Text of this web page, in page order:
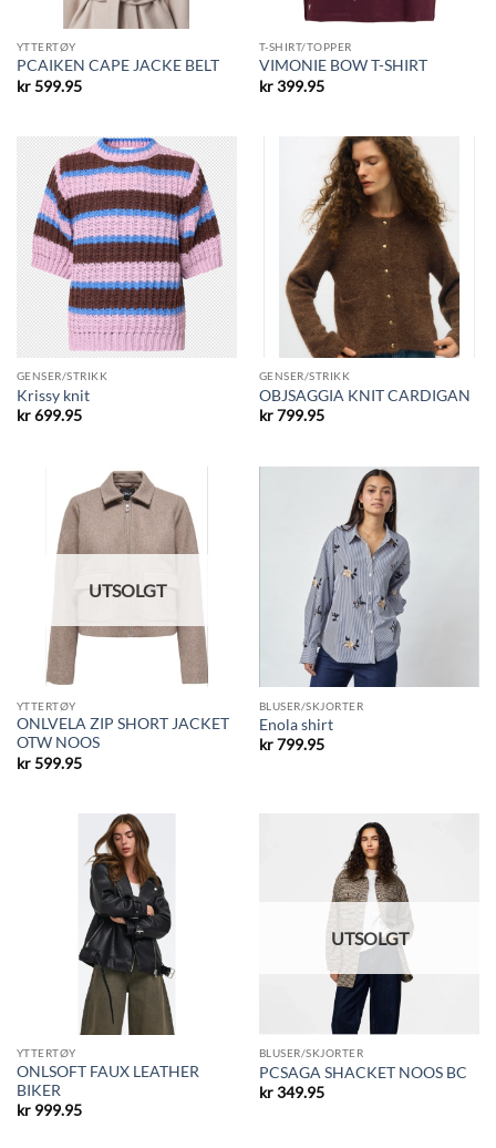
YTTERTØY
PCAIKEN CAPE JACKE BELT
kr599.95
T-SHIRT/TOPPER
VIMONIE BOW T-SHIRT
kr399.95
GENSER/STRIKK
Krissy knit
kr699.95
GENSER/STRIKK
OBJSAGGIA KNIT CARDIGAN
kr799.95
UTSOLGT
YTTERTØY
ONLVELA ZIP SHORT JACKET
OTW NOOS
kr599.95
BLUSER/SKJORTER
Enola shirt
kr799.95
YTTERTØY
ONLSOFT FAUX LEATHER
BIKER
kr999.95
UTSOLGT
BLUSER/SKJORTER
PCSAGA SHACKET NOOS BC
kr349.95